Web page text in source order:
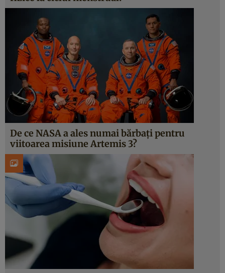
De ce NASA a ales numai bărbați pentru
viitoarea misiune Artemis 3?